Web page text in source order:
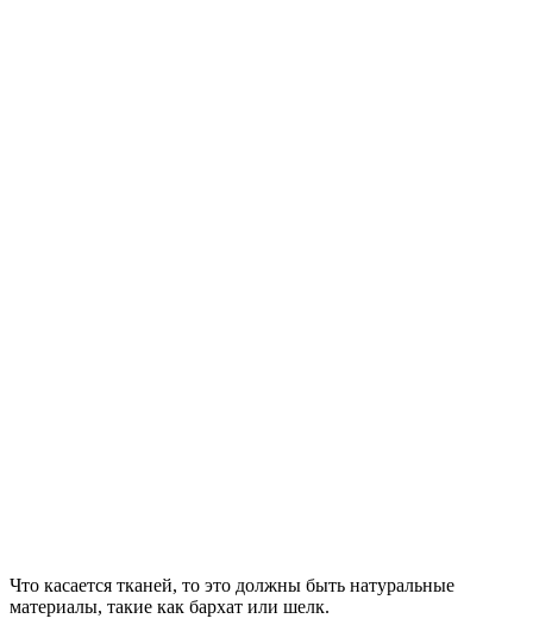
Что касается тканей, то это должны быть натуральные
материалы, такие как бархат или шелк.